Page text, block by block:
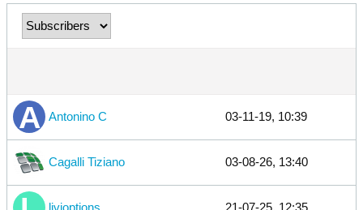
Antonino C 03-11-19, 10:39
Cagalli Tiziano 03-08-26, 13:40
livioptions 21-07-25, 12:35